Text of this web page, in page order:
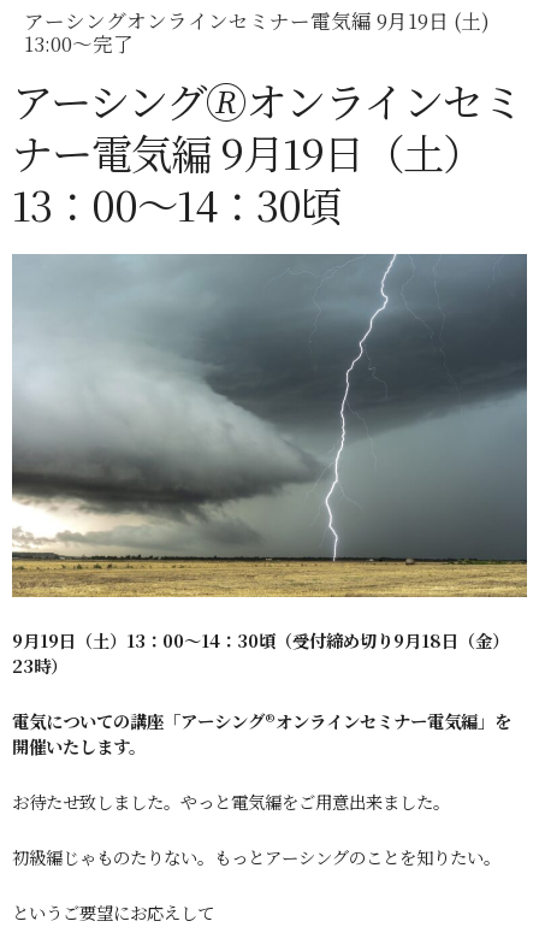
アーシングオンラインセミナー電気編 9月19日 (土)
13:00〜完了
アーシング🄬オンラインセミ
ナー電気編 9月19日（土）
13：00〜14：30頃
9月19日（土）13：00〜14：30頃（受付締め切り9月18日（金）
23時）
電気についての講座「アーシング®︎オンラインセミナー電気編」を
開催いたします。
お待たせ致しました。やっと電気編をご用意出来ました。
初級編じゃものたりない。もっとアーシングのことを知りたい。
というご要望にお応えして